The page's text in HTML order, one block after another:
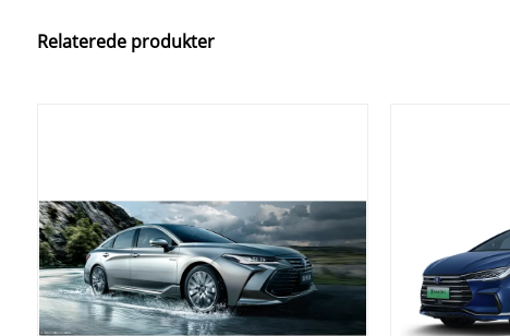
Relaterede produkter